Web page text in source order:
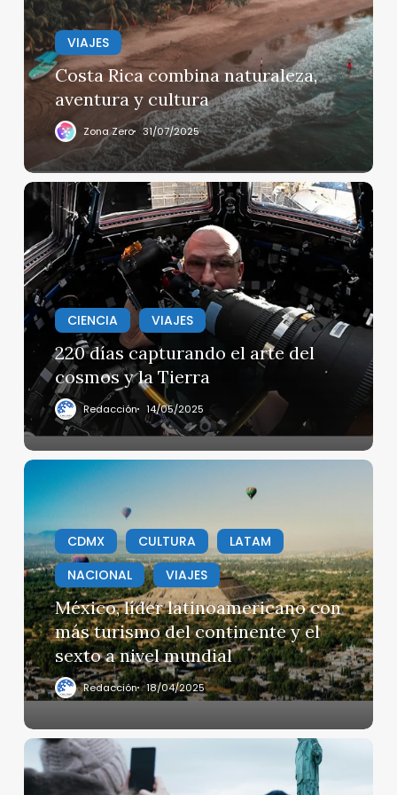
y
cultura VIAJES
Costa Rica combina naturaleza,
aventura y cultura
Zona Zero 31/07/2025
220
días
capturando
el
arte
del
cosmos
Tierra
CIENCIA VIAJES
220 días capturando el arte del
cosmos y la Tierra
Redacción 14/05/2025
México,
líder
latinoamericano
con
más
turismo
del
continente
y
el
sexto
a
nivel
mundial
CDMX CULTURA
LATAM
NACIONAL
VIAJES
México, líder latinoamericano con
más turismo del continente y el
sexto a nivel mundial
Redacción 18/04/2025
Ya
vienen